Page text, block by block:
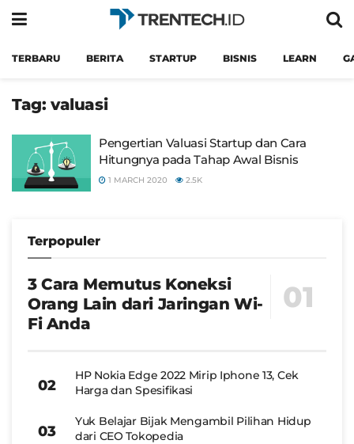
TERBARU BERITA STARTUP BISNIS LEARN
Tag: valuasi
Pengertian Valuasi Startup dan Cara
Hitungnya pada Tahap Awal Bisnis
1 MARCH 2020 2.5K
Terpopuler
3 Cara Memutus Koneksi
Orang Lain dari Jaringan Wi-
Fi Anda
HP Nokia Edge 2022 Mirip Iphone 13, Cek
Harga dan Spesifikasi
Yuk Belajar Bijak Mengambil Pilihan Hidup
dari CEO Tokopedia